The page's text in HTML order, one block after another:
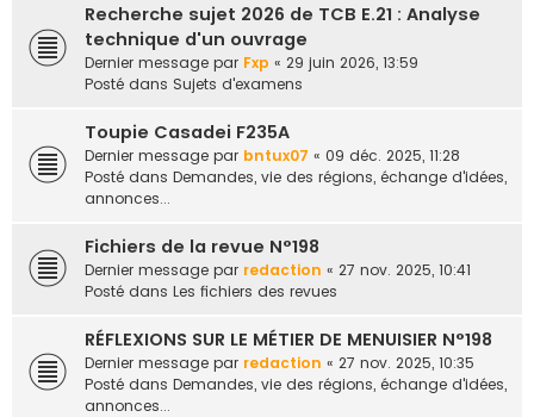
Recherche sujet 2026 de TCB E.21 : Analyse
technique d'un ouvrage
Dernier message par Fxp « 29 juin 2026, 13:59
Posté dans Sujets d'examens
Toupie Casadei F235A
Dernier message par bntux07 « 09 déc. 2025, 11:28
Posté dans Demandes, vie des régions, échange d'idées,
annonces...
Fichiers de la revue N°198
Dernier message par redaction « 27 nov. 2025, 10:41
Posté dans Les fichiers des revues
RÉFLEXIONS SUR LE MÉTIER DE MENUISIER N°198
Dernier message par redaction « 27 nov. 2025, 10:35
Posté dans Demandes, vie des régions, échange d'idées,
annonces...